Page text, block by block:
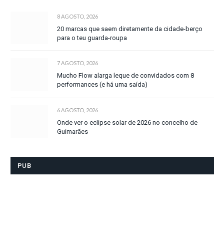
8 AGOSTO, 2026
20 marcas que saem diretamente da cidade-berço
para o teu guarda-roupa
7 AGOSTO, 2026
Mucho Flow alarga leque de convidados com 8
performances (e há uma saída)
6 AGOSTO, 2026
Onde ver o eclipse solar de 2026 no concelho de
Guimarães
PUB